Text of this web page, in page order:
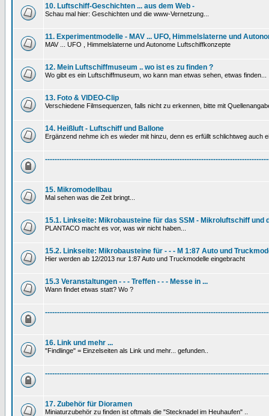
10. Luftschiff-Geschichten ... aus dem Web -
Schau mal hier: Geschichten und die www-Vernetzung...
11. Experimentmodelle - MAV ... UFO, Himmelslaterne und
MAV ... UFO , Himmelslaterne und Autonome Luftschiffkonzepte
12. Mein Luftschiffmuseum .. wo ist es zu finden ?
Wo gibt es ein Luftschiffmuseum, wo kann man etwas sehen, etwas finden...
13. Foto & VIDEO-Clip
Verschiedene Filmsequenzen, falls nicht zu erkennen, bitte mit
14. Heißluft - Luftschiff und Ballone
Ergänzend nehme ich es wieder mit hinzu, denn es erfüllt schlichtweg auch
15. Mikromodellbau
Mal sehen was die Zeit bringt...
15.1. Linkseite: Mikrobausteine für das SSM - Mikroluftschiff und
PLANTACO macht es vor, was wir nicht haben...
15.2. Linkseite: Mikrobausteine für - - - M 1:87 Auto und
Hier werden ab 12/2013 nur 1:87 Auto und Truckmodelle eingebracht
15.3 Veranstaltungen - - - Treffen - - - Messe in ...
Wann findet etwas statt? Wo ?
16. Link und mehr ...
"Findlinge" = Einzelseiten als Link und mehr... gefunden..
17. Zubehör für Dioramen
Miniaturzubehör zu finden ist oftmals die "Stecknadel im Heuhaufen" ..